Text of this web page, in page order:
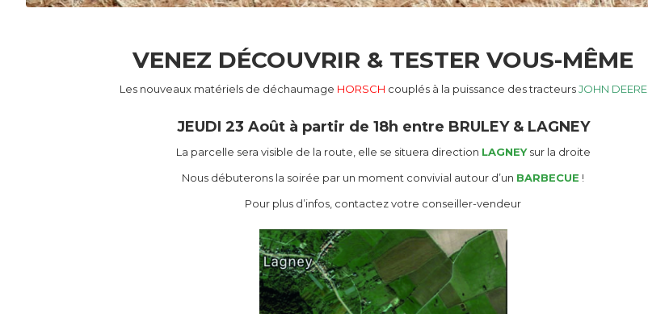
VENEZ DÉCOUVRIR & TESTER VOUS-MÊME
Les nouveaux matériels de déchaumage HORSCH couplés à la puissance des tracteursJOHN DEERE
JEUDI 23 Août à partir de 18h entre BRULEY & LAGNEY
La parcelle sera visible de la route, elle se situera direction LAGNEYsur la droite
Nous débuterons la soirée par un moment convivial autour d’un BARBECUE !
Pour plus d’infos, contactez votre conseiller-vendeur